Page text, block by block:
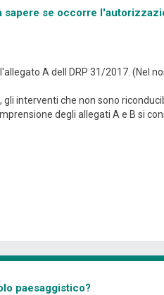
se occorre
A dell DRP 31/2017. (Nel
interventi che non sono
degli allegati A e B si
paesaggistico?